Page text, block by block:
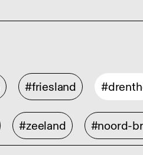
#friesland
#zeeland #noord-